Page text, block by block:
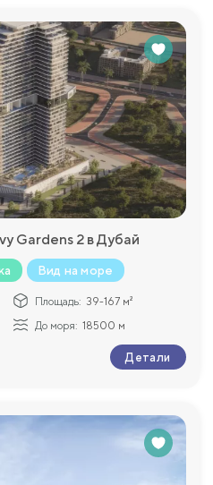
Gardens 2 в Дубай
Вид на море
Площадь: 39-167 м²
До моря: 18500 м
Детали